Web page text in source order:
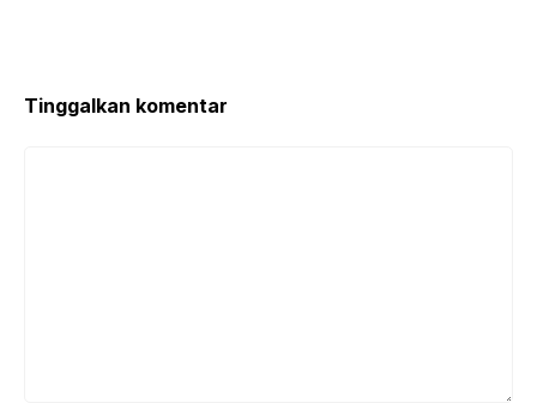
k
Tinggalkan komentar